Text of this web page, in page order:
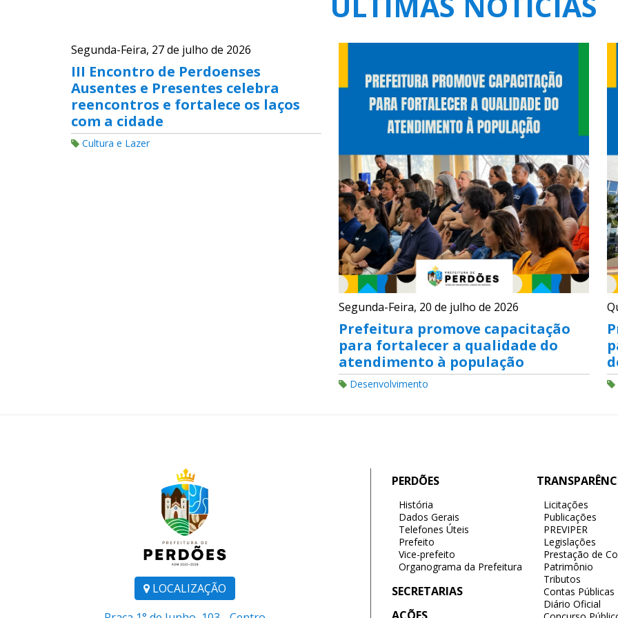
Segunda-Feira, 27 de julho de 2026
III Encontro de Perdoenses
Ausentes e Presentes celebra
reencontros e fortalece os laços
com a cidade
Cultura e Lazer
Segunda-Feira, 20 de julho de 2026
Prefeitura promove capacitação
para fortalecer a qualidade do
atendimento à população
Desenvolvimento
LOCALIZAÇÃO
PERDÕES
História
Dados Gerais
Telefones Úteis
Prefeito
Vice-prefeito
Organograma da Prefeitura
SECRETARIAS
Licitações
Publicações
PREVIPER
Legislações
Prestação de
Patrimônio
Tributos
Contas Públicas
Diário Oficial